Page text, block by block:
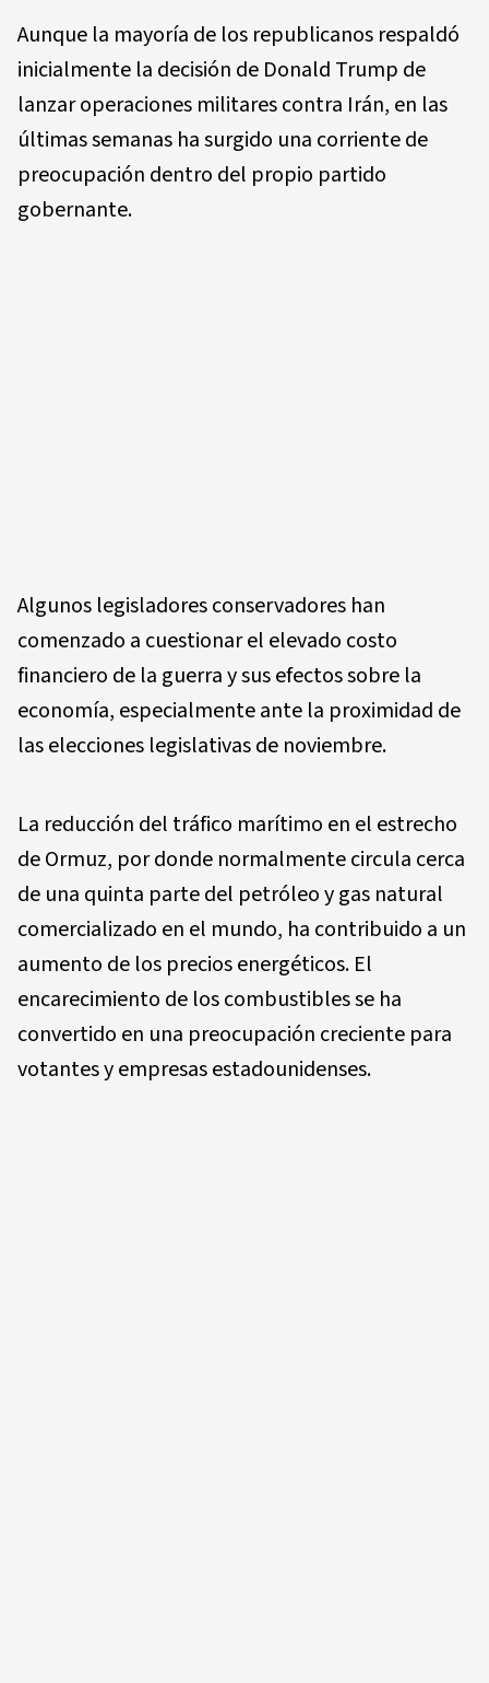
Aunque la mayoría de los republicanos respaldó
inicialmente la decisión de Donald Trump de
lanzar operaciones militares contra Irán, en las
últimas semanas ha surgido una corriente de
preocupación dentro del propio partido
gobernante.
Algunos legisladores conservadores han
comenzado a cuestionar el elevado costo
financiero de la guerra y sus efectos sobre la
economía, especialmente ante la proximidad de
las elecciones legislativas de noviembre.
La reducción del tráfico marítimo en el estrecho
de Ormuz, por donde normalmente circula cerca
de una quinta parte del petróleo y gas natural
comercializado en el mundo, ha contribuido a un
aumento de los precios energéticos. El
encarecimiento de los combustibles se ha
convertido en una preocupación creciente para
votantes y empresas estadounidenses.